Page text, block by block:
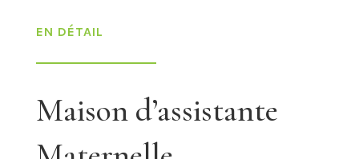
EN DÉTAIL
Maison d’assistante